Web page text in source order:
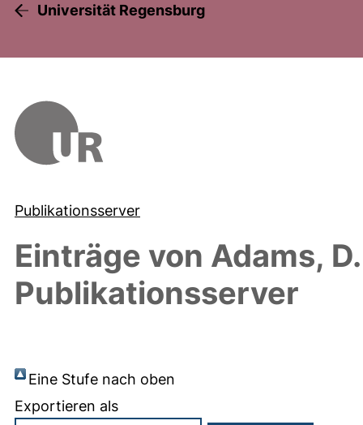
Universität Regensburg
Publikationsserver
Einträge von Adams, D.
Publikationsserver
Eine Stufe nach oben
Exportieren als